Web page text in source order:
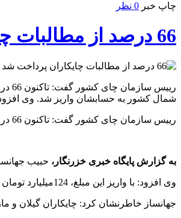
چاپ خبر 0 نظر
66 درصد از مطالبات چایکاران پرداخت شد
شمال کشور به حسابشان واریز شد. وی افزود: با واریز این مبلغ، 124میلیارد تومان معادل 66
رییس سازمان چای کشور گفت: تاکنون 66 درصد از مطالبات چایکاران پرداخت شده است.
به گزارش پایگاه خبری خزرنگار، حبیب جهانساز اظهار داشت: 2 میلیارد و 770
وی افزود: با واریز این مبلغ، 124میلیارد تومان معادل 66 درصد از مطالبات چایکاران پرداخت شد و مابقی مطالبات هم به تدریج پرداخت خواهد شد.
جهانساز خاطرنشان کرد: چایکاران گیلان و مازندران از اول اردیبهشت تا امروز 92 هزار تن برگ سبز به